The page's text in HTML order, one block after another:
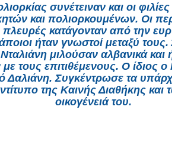
συνέτειναν και οι
και πολιορκουμένων. Οι
πλευρές κατάγονταν από την
ήταν γνωστοί μεταξύ τους.
μιλούσαν αλβανικά και
τους επιτιθέμενους. Ο ίδιος
Δαλιάνη. Συγκέντρωσε τα
της Καινής Διαθήκης και
οικογένειά του.